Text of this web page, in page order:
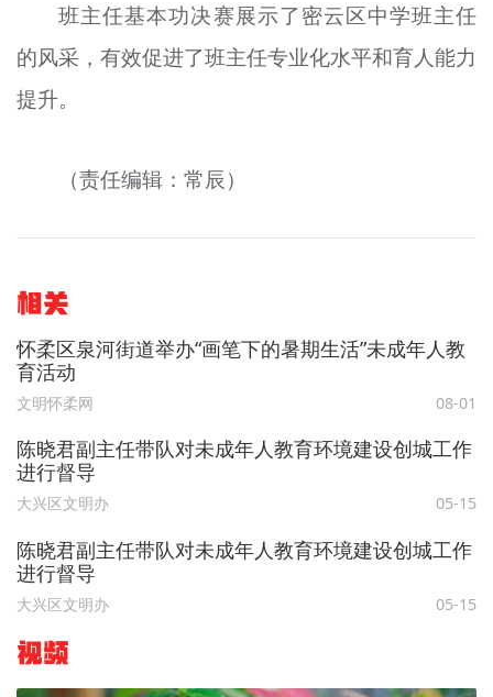
班主任基本功决赛展示了密云区中学班主任
的风采，有效促进了班主任专业化水平和育人能力
提升。
（责任编辑：常辰）
相关
怀柔区泉河街道举办“画笔下的暑期生活”未成年人教
育活动
文明怀柔网 08-01
陈晓君副主任带队对未成年人教育环境建设创城工作
进行督导
大兴区文明办 05-15
陈晓君副主任带队对未成年人教育环境建设创城工作
进行督导
大兴区文明办 05-15
视频